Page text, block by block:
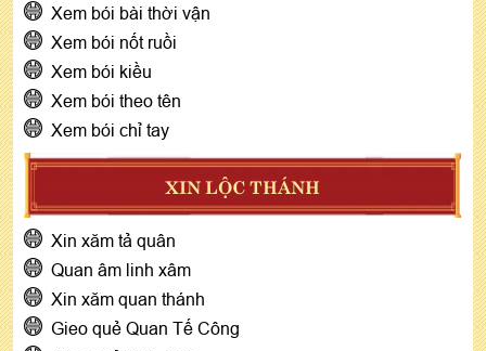
Xem bói bài thời vận
Xem bói nốt ruồi
Xem bói kiều
Xem bói theo tên
Xem bói chỉ tay
XIN LỘC THÁNH
Xin xăm tả quân
Quan âm linh xâm
Xin xăm quan thánh
Gieo quẻ Quan Tế Công